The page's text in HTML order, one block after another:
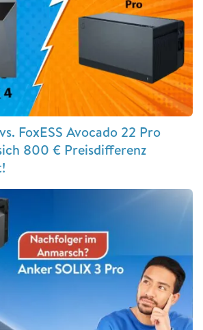
FoxESS Avocado 22 Pro
800 € Preisdifferenz